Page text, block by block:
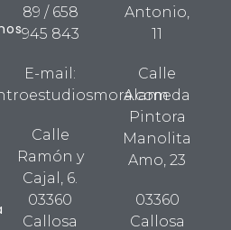
89 / 658
945 843
E-mail:
Calle
Ramón y
Cajal, 6.
03360
Callosa
Antonio,
11
Calle
Alameda
Pintora
Manolita
Amo, 23
03360
Callosa